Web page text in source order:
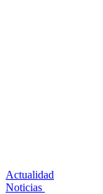
Actualidad
Noticias